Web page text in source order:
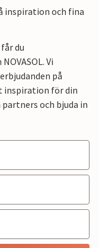
inspiration och fina
du
Vi
på
inspiration för din
och bjuda in